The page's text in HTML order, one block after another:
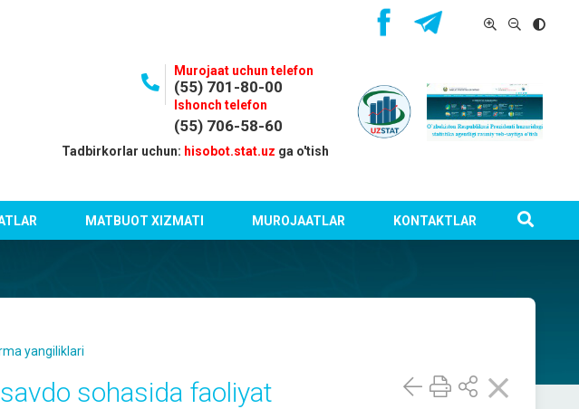
Murojaat uchun telefon
(55) 701-80-00
Ishonch telefon
(55) 706-58-60
Tadbirkorlar uchun: hisobot.stat.uz ga o'tish
MATBUOT XIZMATI MUROJAATLAR KONTAKTLAR
yangiliklari
sohasida faoliyat